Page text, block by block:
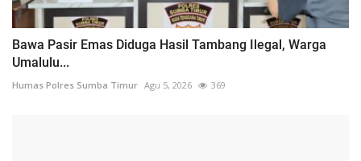
Bawa Pasir Emas Diduga Hasil Tambang Ilegal, Warga
Umalulu...
Humas Polres Sumba Timur Agu 5, 2026 369